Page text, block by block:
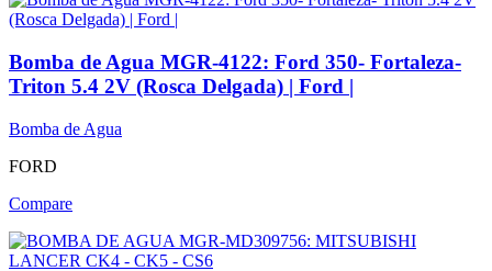
Bomba de Agua MGR-4122: Ford 350- Fortaleza-
Triton 5.4 2V (Rosca Delgada) | Ford |
Bomba de Agua
FORD
Compare